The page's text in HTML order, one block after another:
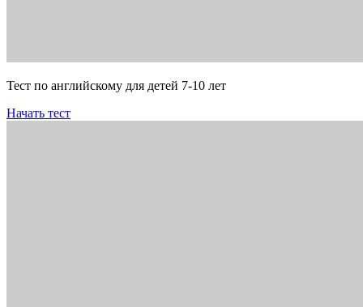
Тест по английскому для детей 7-10 лет
Начать тест